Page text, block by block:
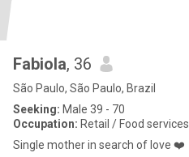
Fabiola, 36
São Paulo, São Paulo, Brazil
Seeking: Male 39 - 70
Occupation: Retail / Food services
Single mother in search of love ❤️